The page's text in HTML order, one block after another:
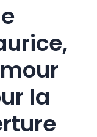
la